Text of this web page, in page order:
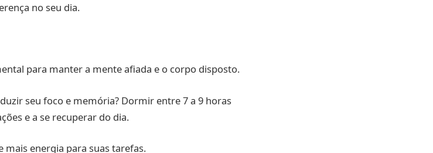
no seu dia.
para manter a mente afiada e o corpo disposto.
seu foco e memória? Dormir entre 7 a 9 horas
e a se recuperar do dia.
mais energia para suas tarefas.